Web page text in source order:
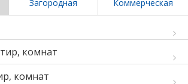
Загородная Коммерческая
комнат
комнат